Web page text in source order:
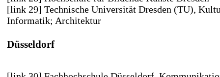
[link 29] Technische Universität Dresden (TU),
Informatik; Architektur
Düsseldorf